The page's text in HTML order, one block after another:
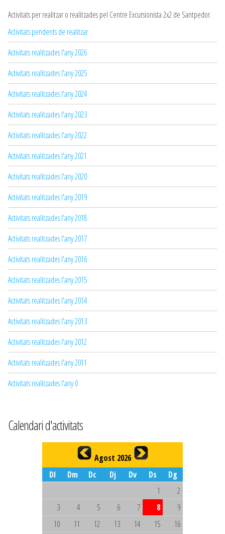
Activitats per realitzar o realitzades pel Centre Excursionista 2x2 de Santpedor.
Activitats pendents de realitzar
Activitats realitzades l'any 2026
Activitats realitzades l'any 2025
Activitats realitzades l'any 2024
Activitats realitzades l'any 2023
Activitats realitzades l'any 2022
Activitats realitzades l'any 2021
Activitats realitzades l'any 2020
Activitats realitzades l'any 2019
Activitats realitzades l'any 2018
Activitats realitzades l'any 2017
Activitats realitzades l'any 2016
Activitats realitzades l'any 2015
Activitats realitzades l'any 2014
Activitats realitzades l'any 2013
Activitats realitzades l'any 2012
Activitats realitzades l'any 2011
Activitats realitzades l'any 0
Calendari d'activitats
Agost 2026
Dl
Dm Dc Dj Dv Ds
Dg
1
2
3
4 5 6 7 8
9
10
11 12 13 14 15
16